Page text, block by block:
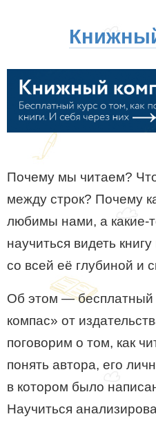
Почему мы читаем?
между строк? Почему
любимы нами, а какие-
научиться видеть
со всей её глубиной и
Об этом — бесплатный
компас» от
поговорим о том, как
понять автора, его
в котором было
Научиться